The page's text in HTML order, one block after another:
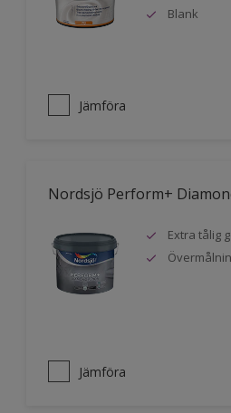
Blank
Jämföra
Nordsjö Perform+
Extra tålig
Jämföra